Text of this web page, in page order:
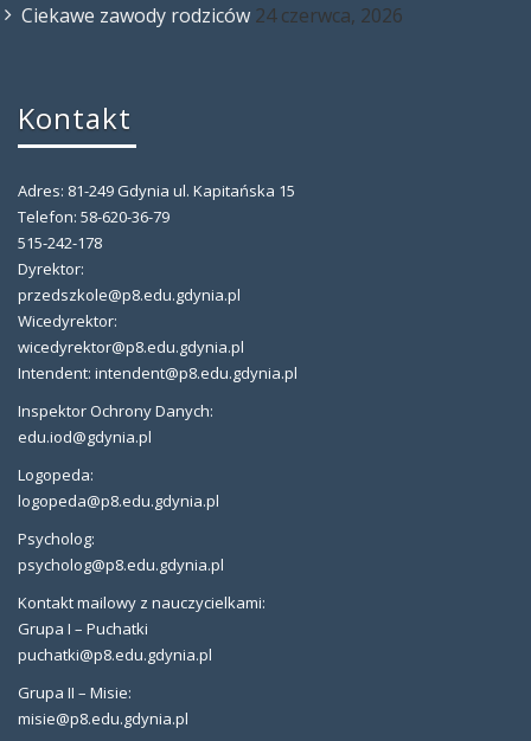
Ciekawe zawody rodziców 24 czerwca, 2026
Kontakt
Adres: 81-249 Gdynia ul. Kapitańska 15
Telefon: 58-620-36-79
515-242-178
Dyrektor:
przedszkole@p8.edu.gdynia.pl
Wicedyrektor:
wicedyrektor@p8.edu.gdynia.pl
Intendent: intendent@p8.edu.gdynia.pl
Inspektor Ochrony Danych:
edu.iod@gdynia.pl
Logopeda:
logopeda@p8.edu.gdynia.pl
Psycholog:
psycholog@p8.edu.gdynia.pl
Kontakt mailowy z nauczycielkami:
Grupa I – Puchatki
puchatki@p8.edu.gdynia.pl
Grupa II – Misie:
misie@p8.edu.gdynia.pl